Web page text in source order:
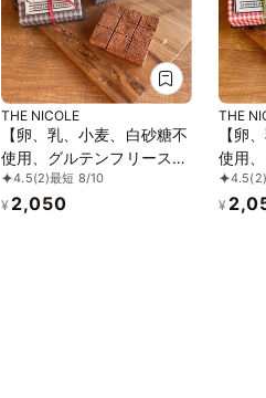
THE NICOLE
【卵、乳、小麦、白砂糖不
使用、グルテンフリースイ
ーツ】ボタニカルショコラ
京豆腐生チョコ 《ヴィー
4.5(2)最短 8/10
¥ 2,050
THE
【卵
使用
ーツ
生チ
4.5(2)
¥